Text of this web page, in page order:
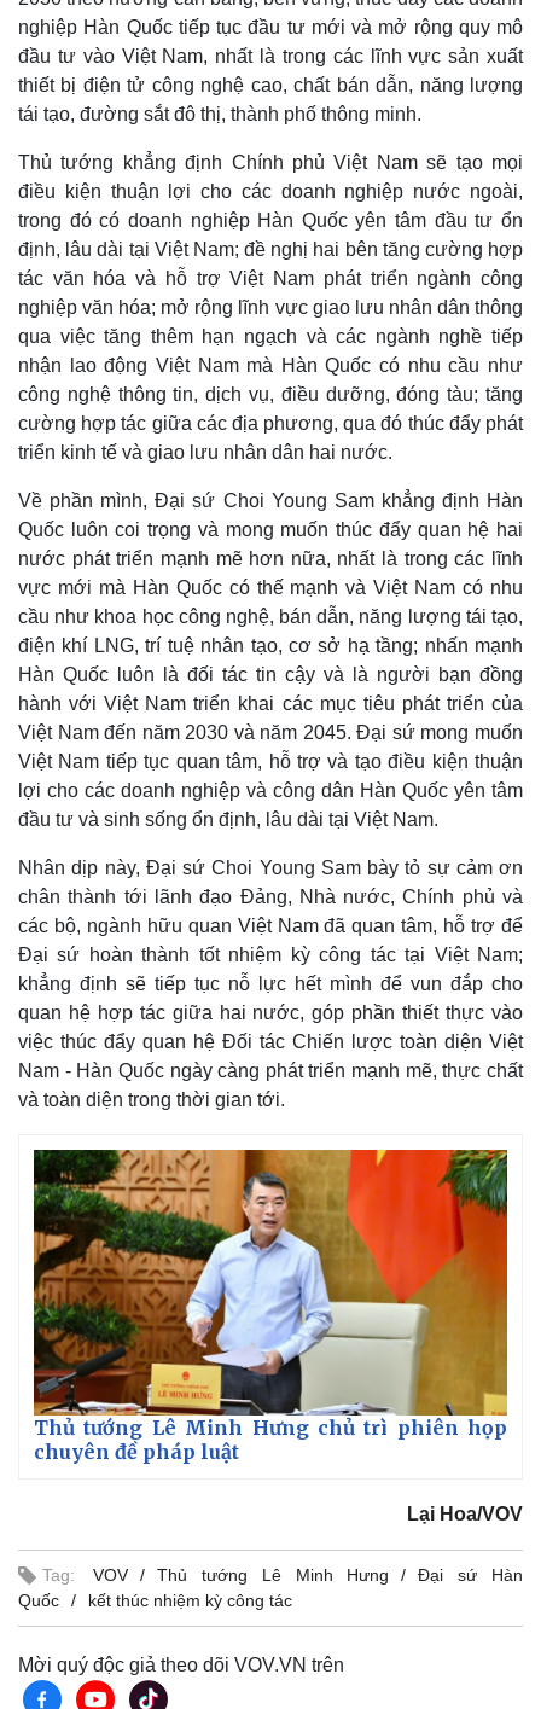
Thế giới
Quan sát
Cuộc sống đó đây
Multimedia
Video
Ảnh
Infographic
Kinh tế
Bất động sản
Khởi nghiệp
Thị trường
Giá vàng
Tiêu dùng
nghiệp Hàn Quốc tiếp tục đầu tư mới và mở rộng quy mô
đầu tư vào Việt Nam, nhất là trong các lĩnh vực sản xuất
thiết bị điện tử công nghệ cao, chất bán dẫn, năng lượng
tái tạo, đường sắt đô thị, thành phố thông minh.
Thủ tướng khẳng định Chính phủ Việt Nam sẽ tạo mọi
điều kiện thuận lợi cho các doanh nghiệp nước ngoài,
trong đó có doanh nghiệp Hàn Quốc yên tâm đầu tư ổn
định, lâu dài tại Việt Nam; đề nghị hai bên tăng cường hợp
tác văn hóa và hỗ trợ Việt Nam phát triển ngành công
nghiệp văn hóa; mở rộng lĩnh vực giao lưu nhân dân thông
qua việc tăng thêm hạn ngạch và các ngành nghề tiếp
nhận lao động Việt Nam mà Hàn Quốc có nhu cầu như
công nghệ thông tin, dịch vụ, điều dưỡng, đóng tàu; tăng
cường hợp tác giữa các địa phương, qua đó thúc đẩy phát
triển kinh tế và giao lưu nhân dân hai nước.
Về phần mình, Đại sứ Choi Young Sam khẳng định Hàn
Quốc luôn coi trọng và mong muốn thúc đẩy quan hệ hai
nước phát triển mạnh mẽ hơn nữa, nhất là trong các lĩnh
vực mới mà Hàn Quốc có thế mạnh và Việt Nam có nhu
cầu như khoa học công nghệ, bán dẫn, năng lượng tái tạo,
điện khí LNG, trí tuệ nhân tạo, cơ sở hạ tầng; nhấn mạnh
Hàn Quốc luôn là đối tác tin cậy và là người bạn đồng
hành với Việt Nam triển khai các mục tiêu phát triển của
Việt Nam đến năm 2030 và năm 2045. Đại sứ mong muốn
Việt Nam tiếp tục quan tâm, hỗ trợ và tạo điều kiện thuận
lợi cho các doanh nghiệp và công dân Hàn Quốc yên tâm
đầu tư và sinh sống ổn định, lâu dài tại Việt Nam.
Nhân dịp này, Đại sứ Choi Young Sam bày tỏ sự cảm ơn
chân thành tới lãnh đạo Đảng, Nhà nước, Chính phủ và
các bộ, ngành hữu quan Việt Nam đã quan tâm, hỗ trợ để
Đại sứ hoàn thành tốt nhiệm kỳ công tác tại Việt Nam;
khẳng định sẽ tiếp tục nỗ lực hết mình để vun đắp cho
quan hệ hợp tác giữa hai nước, góp phần thiết thực vào
việc thúc đẩy quan hệ Đối tác Chiến lược toàn diện Việt
Nam - Hàn Quốc ngày càng phát triển mạnh mẽ, thực chất
và toàn diện trong thời gian tới.
Thủ tướng Lê Minh Hưng chủ trì phiên họp
chuyên đề pháp luật
Lại Hoa/VOV
Tag: VOV Thủ tướng Lê Minh Hưng
Đại sứ Hàn
Quốc
kết thúc nhiệm kỳ công tác
Mời quý độc giả theo dõi VOV.VN trên